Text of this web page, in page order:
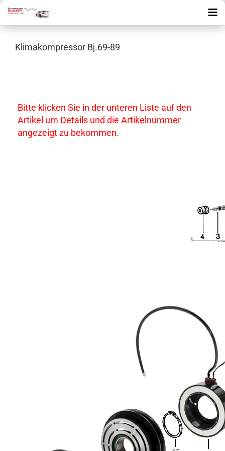
Klimakompressor Bj.69-89
Bitte klicken Sie in der unteren Liste auf den
Artikel um Details und die Artikelnummer
angezeigt zu bekommen.